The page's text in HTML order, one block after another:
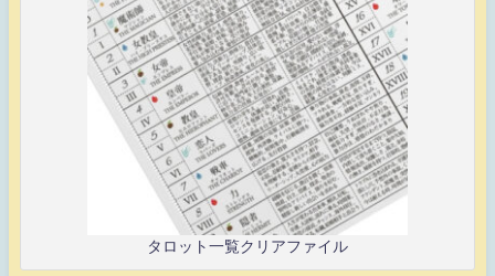
タロット一覧クリアファイル